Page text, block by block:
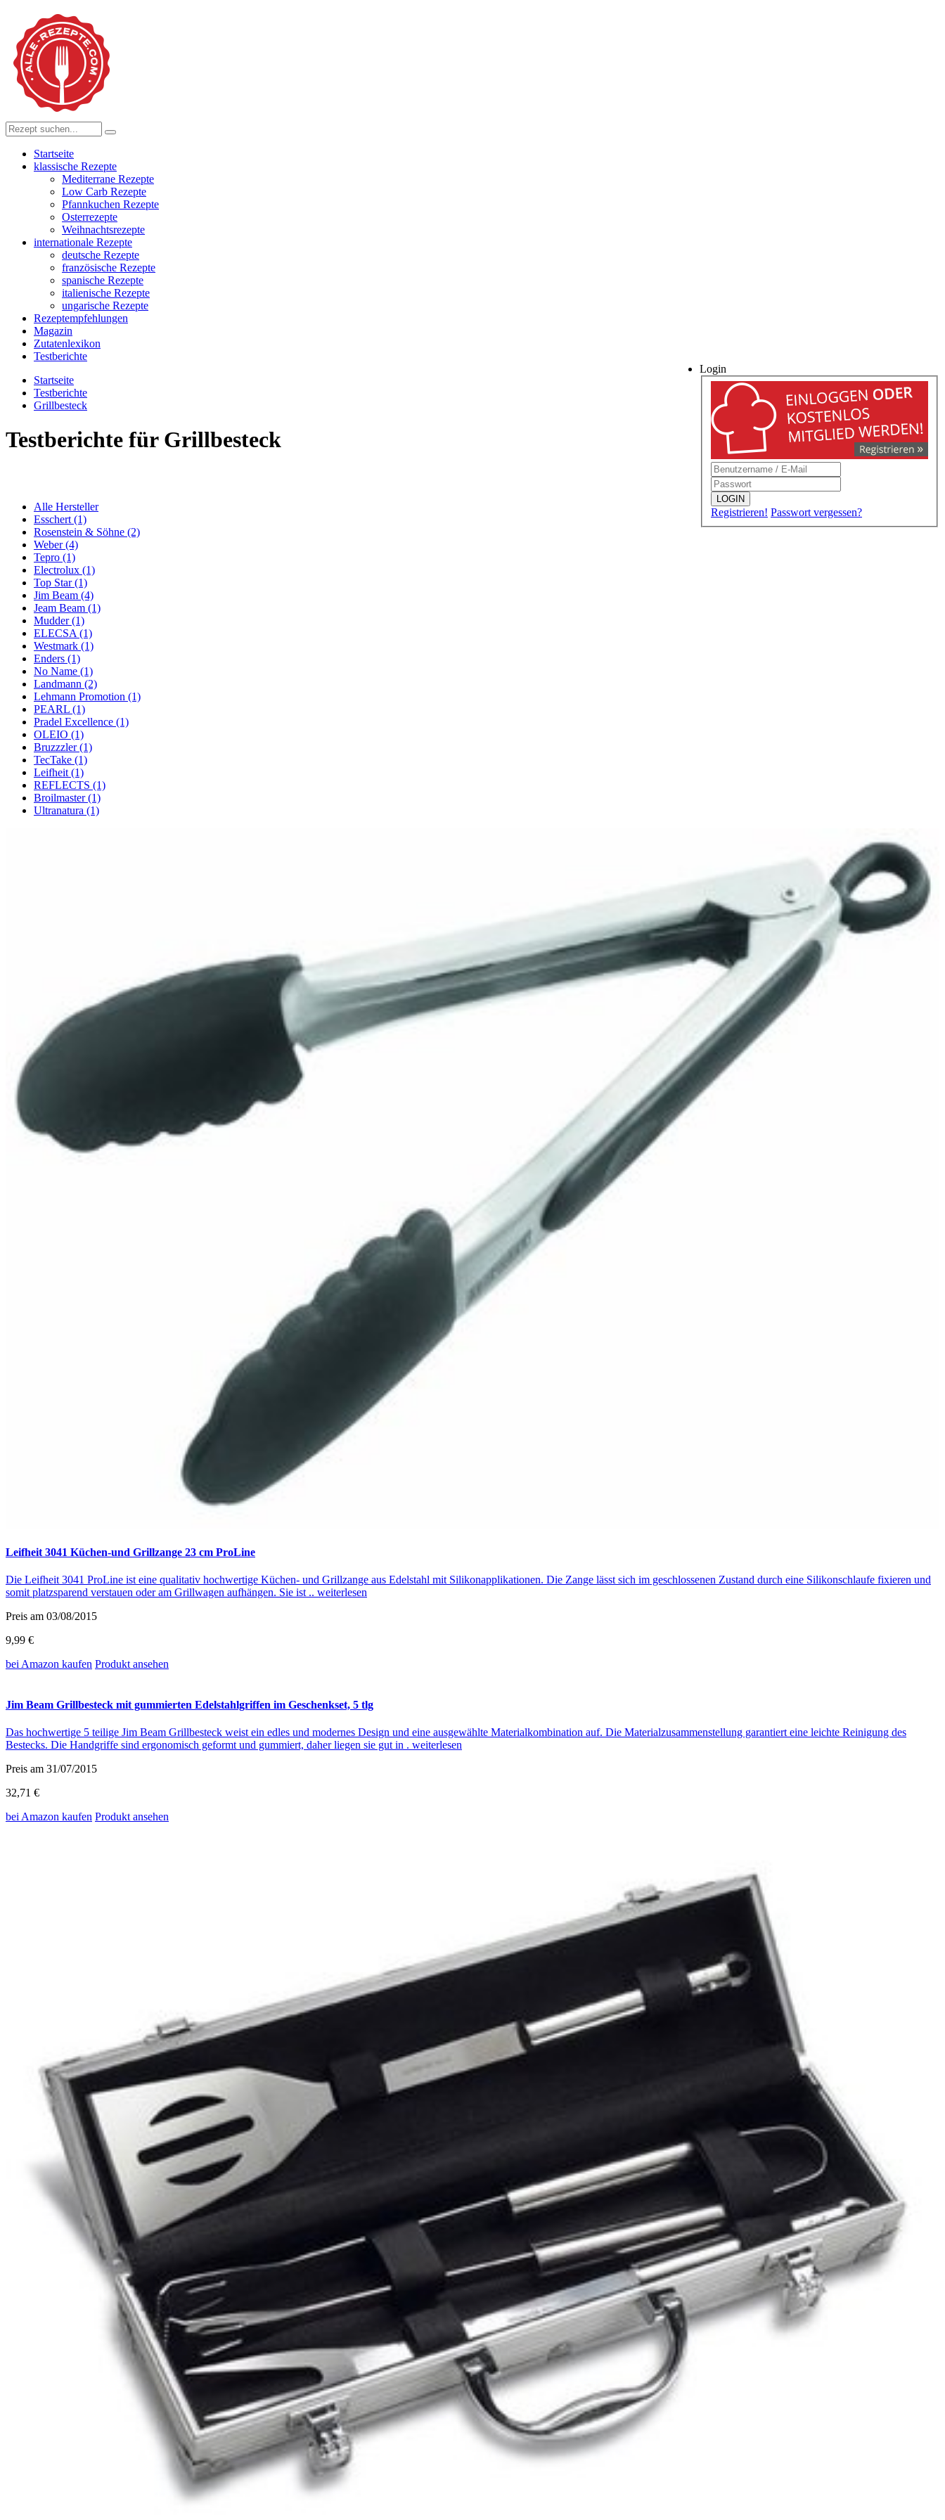
Startseite
klassische Rezepte
Mediterrane Rezepte
Low Carb Rezepte
Pfannkuchen Rezepte
Osterrezepte
Weihnachtsrezepte
internationale Rezepte
deutsche Rezepte
französische Rezepte
spanische Rezepte
italienische Rezepte
ungarische Rezepte
Rezeptempfehlungen
Magazin
Zutatenlexikon
Testberichte
Login
LOGIN
Registrieren! Passwort vergessen?
Startseite
Testberichte
Grillbesteck
Testberichte für Grillbesteck
Alle Hersteller
Esschert (1)
Rosenstein & Söhne (2)
Weber (4)
Tepro (1)
Electrolux (1)
Top Star (1)
Jim Beam (4)
Jeam Beam (1)
Mudder (1)
ELECSA (1)
Westmark (1)
Enders (1)
No Name (1)
Landmann (2)
Lehmann Promotion (1)
PEARL (1)
Pradel Excellence (1)
OLEIO (1)
Bruzzzler (1)
TecTake (1)
Leifheit (1)
REFLECTS (1)
Broilmaster (1)
Ultranatura (1)
Leifheit 3041 Küchen-und Grillzange 23 cm ProLine
Die Leifheit 3041 ProLine ist eine qualitativ hochwertige Küchen- und Grillzange aus Edelstahl mit Silikonapplikationen. Die Zange lässt sich im geschlossenen Zustand durch eine Silikonschlaufe fixieren und
somit platzsparend verstauen oder am Grillwagen aufhängen. Sie ist .. weiterlesen
Preis am 03/08/2015
9,99 €
bei Amazon kaufen Produkt ansehen
Jim Beam Grillbesteck mit gummierten Edelstahlgriffen im Geschenkset, 5 tlg
Das hochwertige 5 teilige Jim Beam Grillbesteck weist ein edles und modernes Design und eine ausgewählte Materialkombination auf. Die Materialzusammenstellung garantiert eine leichte Reinigung des
Bestecks. Die Handgriffe sind ergonomisch geformt und gummiert, daher liegen sie gut in . weiterlesen
Preis am 31/07/2015
32,71 €
bei Amazon kaufen Produkt ansehen